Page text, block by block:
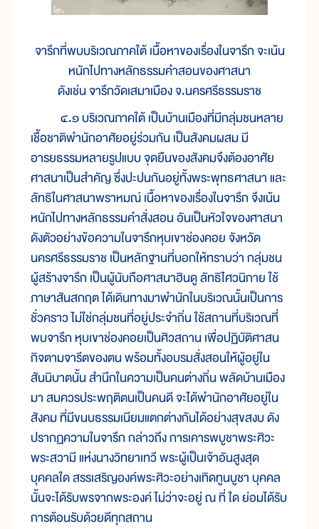
จารึกที่พบบริเวณภาคใต้ เนื้อหาของเรื่องในจารึก จะเน้น
หนักไปทางหลักธรรมคำสอนของศาสนา
ดังเช่น จารึกวัดเสมาเมือง จ.นครศรีธรรมราช
๔.๑ บริเวณภาคใต้ เป็นบ้านเมืองที่มีกลุ่มชนหลาย
เชื้อชาติพำนักอาศัยอยู่ร่วมกัน เป็นสังคมผสม มี
อารยธรรมหลายรูปแบบ จุดยืนของสังคมจึงต้องอาศัย
ศาสนาเป็นสำคัญ ซึ่งปะปนกันอยู่ทั้งพระพุทธศาสนา และ
ลัทธิในศาสนาพราหมณ์ เนื้อหาของเรื่องในจารึก จึงเน้น
หนักไปทางหลักธรรมคำสั่งสอน อันเป็นหัวใจของศาสนา
ดังตัวอย่างข้อความในจารึกหุบเขาช่องคอย จังหวัด
นครศรีธรรมราช เป็นหลักฐานที่บอกให้ทราบว่า กลุ่มชน
ผู้สร้างจารึก เป็นผู้นับถือศาสนาฮินดู ลัทธิไศวนิกาย ใช้
ภาษาสันสกฤต ได้เดินทางมาพำนักในบริเวณนั้นเป็นการ
ชั่วคราว ไม่ใช่กลุ่มชนที่อยู่ประจำถิ่น ใช้สถานที่บริเวณที่
พบจารึก หุบเขาช่องคอยเป็นศิวสถาน เพื่อปฏิบัติศาสน
กิจตามจารีตของตน พร้อมทั้งอบรมสั่งสอนให้ผู้อยู่ใน
สันนิบาตนั้น สำนึกในความเป็นคนต่างถิ่น พลัดบ้านเมือง
มา สมควรประพฤติตนเป็นคนดี จะได้พำนักอาศัยอยู่ใน
สังคม ที่มีขนบธรรมเนียมแตกต่างกันได้อย่างสุขสงบ ดัง
ปรากฏความในจารึก กล่าวถึง การเคารพบูชาพระศิวะ
พระสวามี แห่งนางวิทยาเทวี พระผู้เป็นเจ้าอันสูงสุด
บุคคลใด สรรเสริญองค์พระศิวะอย่างเทิดทูนบูชา บุคคล
นั้นจะได้รับพรจากพระองค์ ไม่ว่าจะอยู่ ณ ที่ ใด ย่อมได้รับ
การต้อนรับด้วยดีทุกสถาน